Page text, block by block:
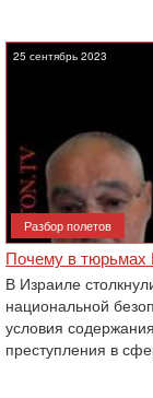
25 сентябрь 2023
Разбор полетов
Почему в тюрьмах
В Израиле
национальной
условия
преступления в